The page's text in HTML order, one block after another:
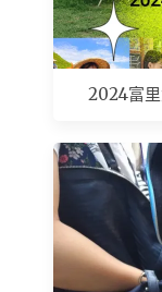
2024富